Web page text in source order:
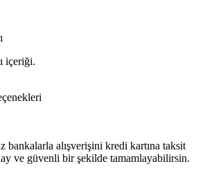
içeriği.
bankalarla alışverişini kredi kartına taksit
ve güvenli bir şekilde tamamlayabilirsin.